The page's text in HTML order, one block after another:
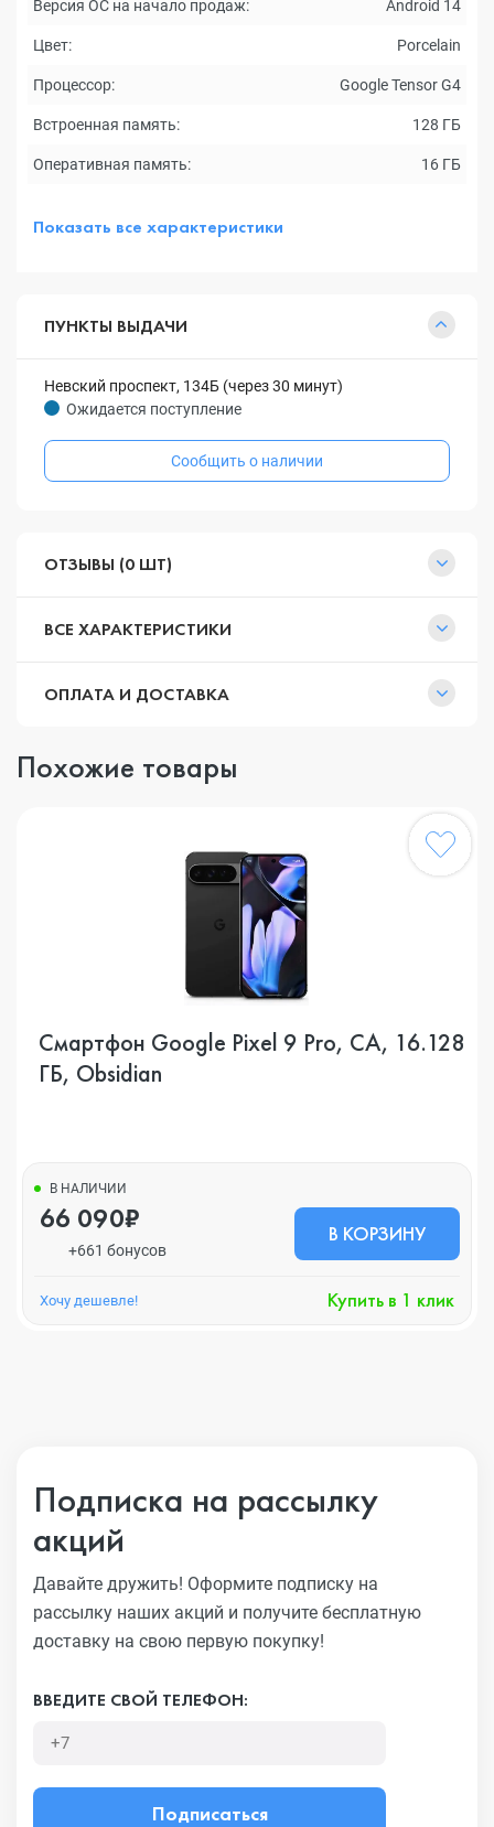
Версия ОС на начало продаж: Android 14
Цвет: Porcelain
Процессор: Google Tensor G4
Встроенная память: 128 ГБ
Оперативная память: 16 ГБ
Показать все характеристики
ПУНКТЫ ВЫДАЧИ
Невский проспект, 134Б (через 30 минут)
Ожидается поступление
Сообщить о наличии
ОТЗЫВЫ (0 ШТ)
ВСЕ ХАРАКТЕРИСТИКИ
ОПЛАТА И ДОСТАВКА
Похожие товары
Смартфон Google Pixel 9 Pro, CA, 16.128
ГБ, Obsidian
В НАЛИЧИИ
66 090₽
+661 бонусов
В КОРЗИНУ
Хочу дешевле! Купить в 1 клик
Подписка на рассылку
акций
Давайте дружить! Оформите подписку на
рассылку наших акций и получите бесплатную
доставку на свою первую покупку!
ВВЕДИТЕ СВОЙ ТЕЛЕФОН:
Подписаться